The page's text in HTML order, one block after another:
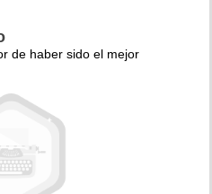
de haber sido el mejor